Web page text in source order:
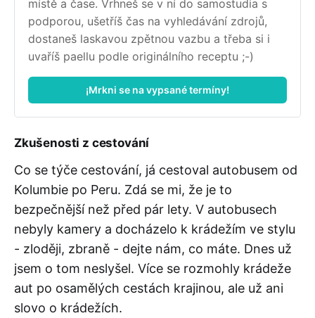
místě a čase. Vrhneš se v ní do samostudia s
podporou, ušetříš čas na vyhledávání zdrojů,
dostaneš laskavou zpětnou vazbu a třeba si i
uvaříš paellu podle originálního receptu ;-)
¡Mrkni se na vypsané termíny!
Zkušenosti z cestování
Co se týče cestování, já cestoval autobusem od
Kolumbie po Peru. Zdá se mi, že je to
bezpečnější než před pár lety. V autobusech
nebyly kamery a docházelo k krádežím ve stylu
- zloději, zbraně - dejte nám, co máte. Dnes už
jsem o tom neslyšel. Více se rozmohly krádeže
aut po osamělých cestách krajinou, ale už ani
slovo o krádežích.